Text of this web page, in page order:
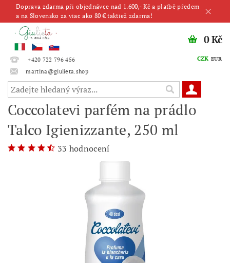
Doprava zdarma při objednávce nad 1.600,- Kč a platbě předem
a na Slovensko za viac ako 80 € taktiež zdarma!
+420 722 796 456
martina@giulieta.shop
CZK EUR
0 Kč
Coccolatevi parfém na prádlo
Talco Igienizzante, 250 ml
33 hodnocení